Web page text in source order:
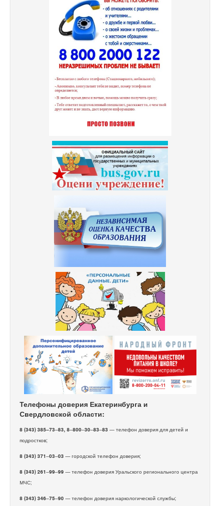
Телефоны доверия Екатеринбурга и
Свердловской области:
8 (343) 385–73–83, 8–800–30–83–83 — телефон доверия для детей и
подростков;
8 (343) 371–03–03 — городской телефон доверия;
8 (343) 261–99–99 — телефон доверия Уральского регионального центра
МЧС;
8 (343) 346–75–90 — телефон доверия наркологической службы;